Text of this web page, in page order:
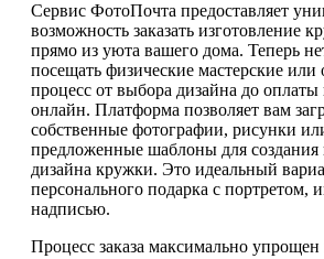
Сервис ФотоПочта предоставляет
возможность заказать изготовление
прямо из уюта вашего дома. Теперь
посещать физические мастерские или
процесс от выбора дизайна до оплаты
онлайн. Платформа позволяет вам
собственные фотографии, рисунки
предложенные шаблоны для создания
дизайна кружки. Это идеальный
персонального подарка с портретом,
надписью.
Процесс заказа максимально упрощен